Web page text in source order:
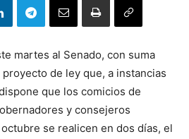
martes al Senado, con suma
de ley que, a instancias
que los comicios de
y consejeros
se realicen en dos días, el